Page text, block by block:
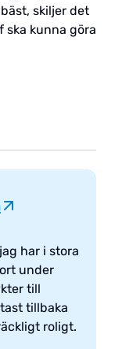
skiljer det
kunna göra
har i stora
under
till
tillbaka
roligt.